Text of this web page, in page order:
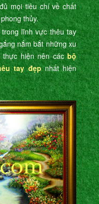
mọi tiêu chí về chất
thủy.
lĩnh vực thêu tay
nắm bắt những xu
thực hiện nên cácbộ
tay đẹp nhất hiện